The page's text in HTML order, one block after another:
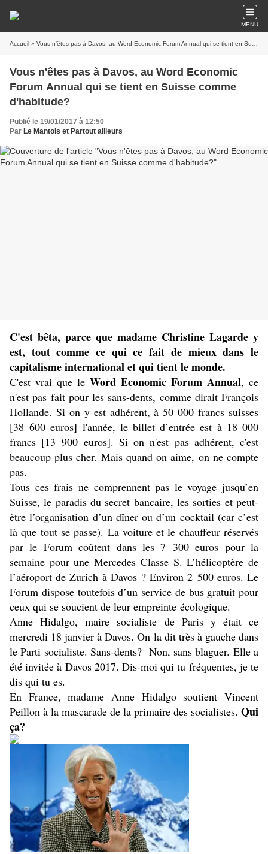
MENU
Accueil » Vous n'êtes pas à Davos, au Word Economic Forum Annual qui se tient en Suisse comme d'habitude?
Vous n'êtes pas à Davos, au Word Economic
Forum Annual qui se tient en Suisse comme
d'habitude?
Publié le 19/01/2017 à 12:50
Par Le Mantois et Partout ailleurs
C'est bêta, parce que madame Christine Lagarde y
est, tout comme ce qui ce fait de mieux dans le
capitalisme international et qui tient le monde.
C'est vrai que le Word Economic Forum Annual, ce
n'est pas fait pour les sans-dents, comme dirait François
Hollande. Si on y est adhérent, à 50 000 francs suisses
[38 600 euros] l'année, le billet d’entrée est à 18 000
francs [13 900 euros]. Si on n'est pas adhérent, c'est
beaucoup plus cher. Mais quand on aime, on ne compte
pas.
Tous ces frais ne comprennent pas le voyage jusqu’en
Suisse, le paradis du secret bancaire, les sorties et peut-
être l’organisation d’un dîner ou d’un cocktail (car c’est
là que tout se passe). La voiture et le chauffeur réservés
par le Forum coûtent dans les 7 300 euros pour la
semaine pour une Mercedes Classe S. L’hélicoptère de
l’aéroport de Zurich à Davos ? Environ 2 500 euros. Le
Forum dispose toutefois d’un service de bus gratuit pour
ceux qui se soucient de leur empreinte écologique.
Anne Hidalgo, maire socialiste de Paris y était ce
mercredi 18 janvier à Davos. On la dit très à gauche dans
le Parti socialiste. Sans-dents? Non, sans blaguer. Elle a
été invitée à Davos 2017. Dis-moi qui tu fréquentes, je te
dis qui tu es.
En France, madame Anne Hidalgo soutient Vincent
Peillon à la mascarade de la primaire des socialistes. Qui
ça?